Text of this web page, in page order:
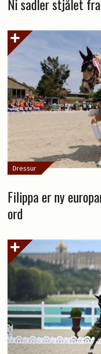
Ni sadler stjålet
Dressur
Filippa er ny
ord